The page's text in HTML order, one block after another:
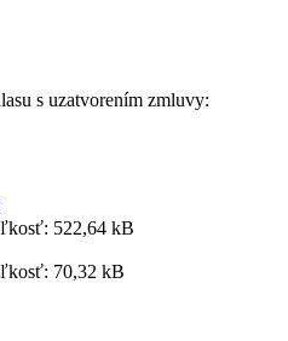
s uzatvorením zmluvy:
522,64 kB
70,32 kB